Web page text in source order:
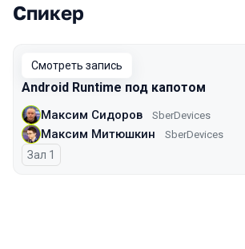
Выступления в сезоне
Спикер
Смотреть запись
Android Runtime под капотом
Максим Сидоров SberDevices
Максим Митюшкин SberDevices
Зал 1